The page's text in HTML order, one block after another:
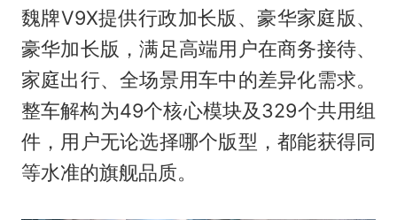
魏牌V9X提供行政加长版、豪华家庭版、
豪华加长版，满足高端用户在商务接待、
家庭出行、全场景用车中的差异化需求。
整车解构为49个核心模块及329个共用组
件，用户无论选择哪个版型，都能获得同
等水准的旗舰品质。